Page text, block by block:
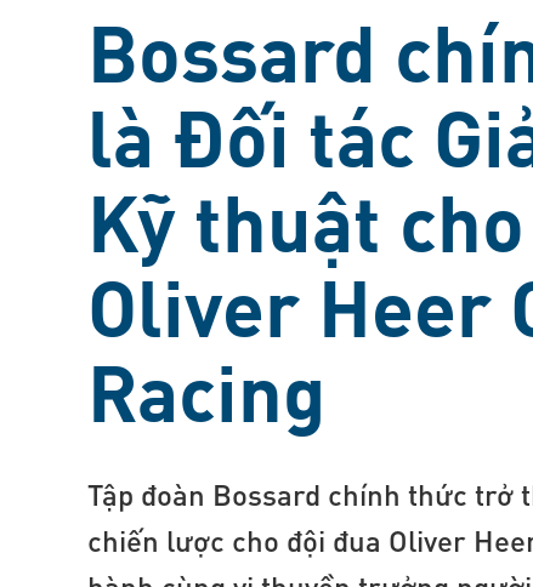
Bossard
là Đối tác
Kỹ thuật
Oliver Heer
Racing
Tập đoàn Bossard chính thức trở
chiến lược cho đội đua Oliver